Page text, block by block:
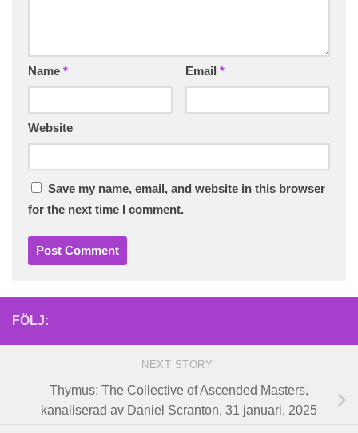
Name * Email *
Website
Save my name, email, and website in this browser
for the next time I comment.
FÖLJ:
NEXT STORY
Thymus: The Collective of Ascended Masters,
kanaliserad av Daniel Scranton, 31 januari, 2025